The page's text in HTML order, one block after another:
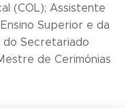
(COL); Assistente
Superior e da
do Secretariado
de Cerimónias